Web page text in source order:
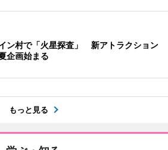
ン村で「火星探査」 新アトラクション
企画始まる
もっと見る